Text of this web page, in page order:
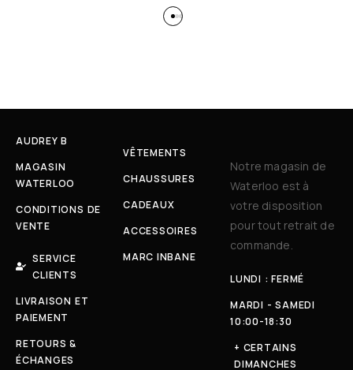
AUDREY B
MAGASIN
WATERLOO
CONDITIONS DE
VENTE
SERVICE
CLIENTS
LIVRAISON ET
PAIEMENT
RETOURS &
ÉCHANGES
VÊTEMENTS
CHAUSSURES
CADEAUX
ACCESSOIRES
MARC INBANE
Notre magasin de
Waterloo est à
votre disposition
pour tout retrait de
commande.
LUNDI : FERMÉ
MARDI - SAMEDI
10:00-18:30
+ CERTAINS
DIMANCHES